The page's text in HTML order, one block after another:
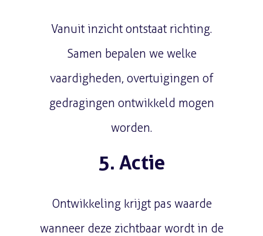
Vanuit inzicht ontstaat richting.
Samen bepalen we welke
vaardigheden, overtuigingen of
gedragingen ontwikkeld mogen
worden.
5. Actie
Ontwikkeling krijgt pas waarde
wanneer deze zichtbaar wordt in de